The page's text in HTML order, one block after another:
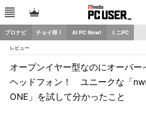
プロナビ チョイ得！ AI PC Now! ミニPC
レビュー
オープンイヤー型なのにオーバー
ヘッドフォン！ ユニークな「
ONE」を試して分かったこと